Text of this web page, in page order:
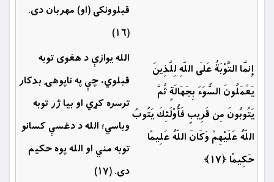
قبلوونكى (او) مهربان دى.
(۱۶)
إِنَّمَا التَّوْبَةُ عَلَى اللّهِ لِلَّذِينَ
يَعْمَلُونَ السُّوَءَ بِجَهَالَةٍ ثُمَّ
يَتُوبُونَ مِن قَرِيبٍ فَأُوْلَئِكَ يَتُوبُ
اللّهُ عَلَيْهِمْ وَكَانَ اللّهُ عَلِيمًا
حَكِيمًا ﴿۱۷﴾
الله يوازې د هغوی توبه
قبلوي، چې په ناپوهۍ بدكار
ترسره كړي او بيا ژر توبه
وباسي؛ الله د دغسې كسانو
توبه مني او الله پوه حكيم
دى. (۱۷)